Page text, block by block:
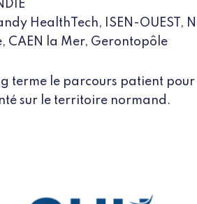
HealthTech, ISEN-OUEST,
CAEN la Mer, Gerontopôle
terme le parcours patient pour
sur le territoire normand.